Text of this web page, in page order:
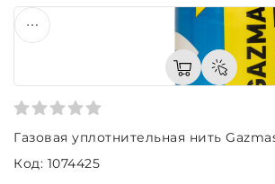
Газовая уплотнительная нить
Код: 1074425